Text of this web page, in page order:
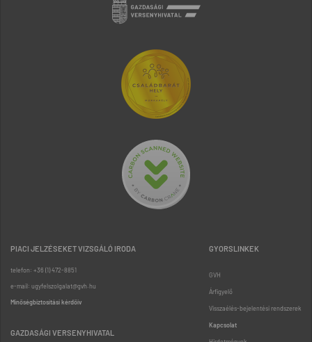
PIACI JELZÉSEKET VIZSGÁLÓ IRODA
telefon: +36 (1) 472-8851
e-mail: ugyfelszolgalat@gvh.hu
Minőségbiztosítási kérdőív
GAZDASÁGI VERSENYHIVATAL
GYORSLINKEK
GVH
Árfigyelő
Visszaélés-bejelentési rendszerek
Kapcsolat